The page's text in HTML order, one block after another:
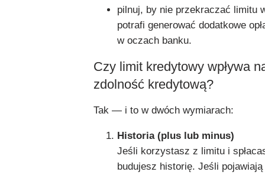
pilnuj, by nie przekraczać limitu
potrafi generować dodatkowe
w oczach banku.
Czy limit kredytowy wpływa
zdolność kredytową?
Tak — i to w dwóch wymiarach:
Historia (plus lub minus)
Jeśli korzystasz z limitu i
budujesz historię. Jeśli